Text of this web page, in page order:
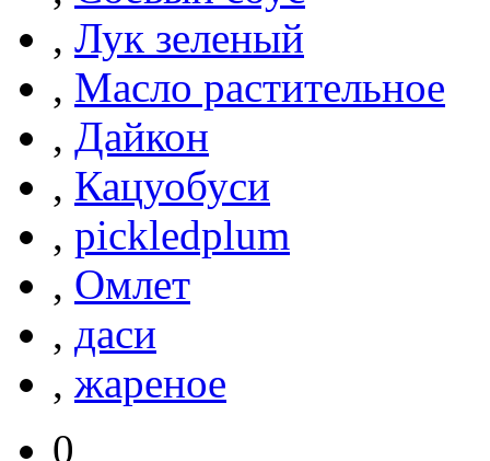
, Лук зеленый
, Масло растительное
, Дайкон
, Кацуобуси
, pickledplum
, Омлет
, даси
, жареное
0